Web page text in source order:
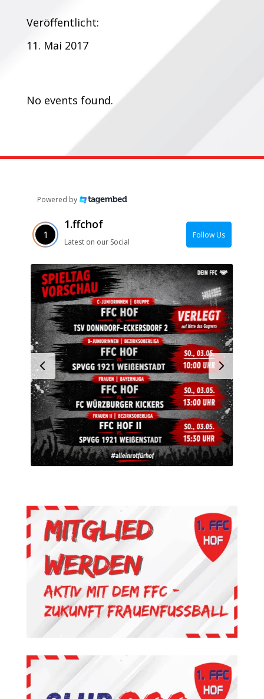
Veröffentlicht:
11. Mai 2017
No events found.
Powered by
1.ffchof
Latest on our Social
Follow Us